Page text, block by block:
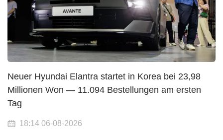
Neuer Hyundai Elantra startet in Korea bei 23,98
Millionen Won — 11.094 Bestellungen am ersten
Tag
18:14 06-08-2026